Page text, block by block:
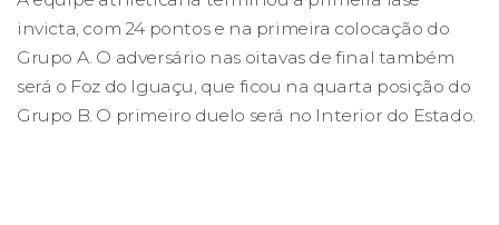
invicta, com 24 pontos e na primeira colocação do
Grupo A. O adversário nas oitavas de final também
será o Foz do Iguaçu, que ficou na quarta posição do
Grupo B. O primeiro duelo será no Interior do Estado.